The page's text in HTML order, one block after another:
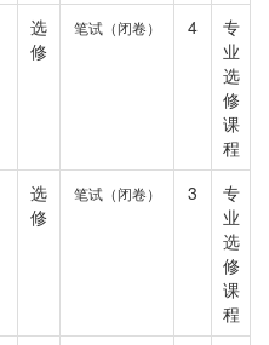
选
修
笔试（闭卷） 4
专
业
选
修
课
程
选
修
笔试（闭卷） 3
专
业
选
修
课
程